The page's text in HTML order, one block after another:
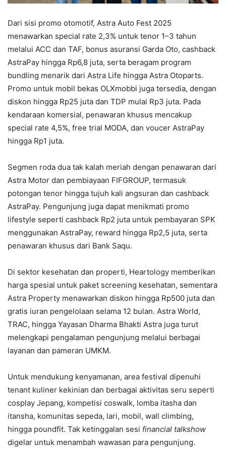
Dari sisi promo otomotif, Astra Auto Fest 2025
menawarkan special rate 2,3% untuk tenor 1–3 tahun
melalui ACC dan TAF, bonus asuransi Garda Oto, cashback
AstraPay hingga Rp6,8 juta, serta beragam program
bundling menarik dari Astra Life hingga Astra Otoparts.
Promo untuk mobil bekas OLXmobbi juga tersedia, dengan
diskon hingga Rp25 juta dan TDP mulai Rp3 juta. Pada
kendaraan komersial, penawaran khusus mencakup
special rate 4,5%, free trial MODA, dan voucer AstraPay
hingga Rp1 juta.
Segmen roda dua tak kalah meriah dengan penawaran dari
Astra Motor dan pembiayaan FIFGROUP, termasuk
potongan tenor hingga tujuh kali angsuran dan cashback
AstraPay. Pengunjung juga dapat menikmati promo
lifestyle seperti cashback Rp2 juta untuk pembayaran SPK
menggunakan AstraPay, reward hingga Rp2,5 juta, serta
penawaran khusus dari Bank Saqu.
Di sektor kesehatan dan properti, Heartology memberikan
harga spesial untuk paket screening kesehatan, sementara
Astra Property menawarkan diskon hingga Rp500 juta dan
gratis iuran pengelolaan selama 12 bulan. Astra World,
TRAC, hingga Yayasan Dharma Bhakti Astra juga turut
melengkapi pengalaman pengunjung melalui berbagai
layanan dan pameran UMKM.
Untuk mendukung kenyamanan, area festival dipenuhi
tenant kuliner kekinian dan berbagai aktivitas seru seperti
cosplay Jepang, kompetisi coswalk, lomba itasha dan
itansha, komunitas sepeda, lari, mobil, wall climbing,
hingga poundfit. Tak ketinggalan sesi financial talkshow
digelar untuk menambah wawasan para pengunjung.